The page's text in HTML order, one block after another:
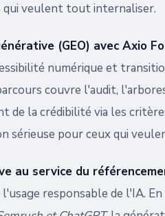
veulent tout internaliser.
(GEO) avec Axio
numérique et
couvre l'audit,
de la crédibilité via les
sérieuse pour ceux qui
au service du
responsable de l'IA.